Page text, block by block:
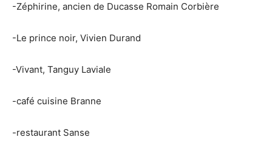
-Zéphirine, ancien de Ducasse Romain Corbière
-Le prince noir, Vivien Durand
-Vivant, Tanguy Laviale
-café cuisine Branne
-restaurant Sanse